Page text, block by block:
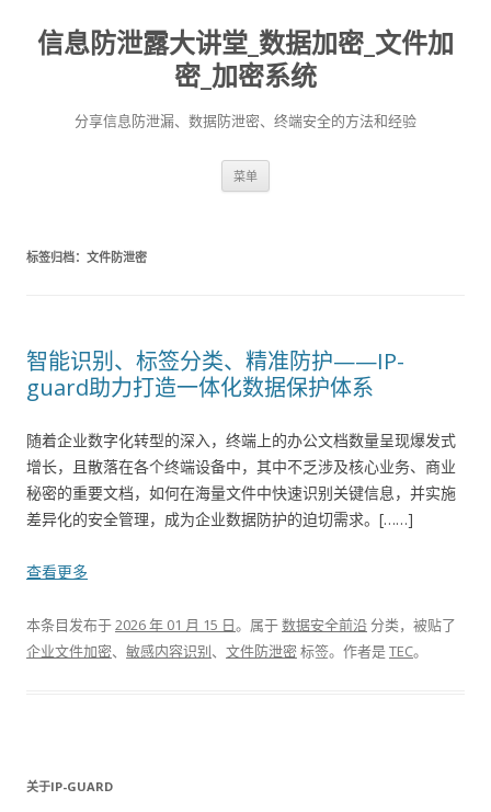
信息防泄露大讲堂_数据加密_文件加
密_加密系统
分享信息防泄漏、数据防泄密、终端安全的方法和经验
菜单
标签归档： 文件防泄密
智能识别、标签分类、精准防护——IP-
guard助力打造一体化数据保护体系
随着企业数字化转型的深入，终端上的办公文档数量呈现爆发式
增长，且散落在各个终端设备中，其中不乏涉及核心业务、商业
秘密的重要文档，如何在海量文件中快速识别关键信息，并实施
差异化的安全管理，成为企业数据防护的迫切需求。[……]
查看更多
本条目发布于2026 年 01 月 15 日。属于数据安全前沿分类，被贴了
企业文件加密、 敏感内容识别、 文件防泄密标签。 作者是TEC。
关于IP-GUARD